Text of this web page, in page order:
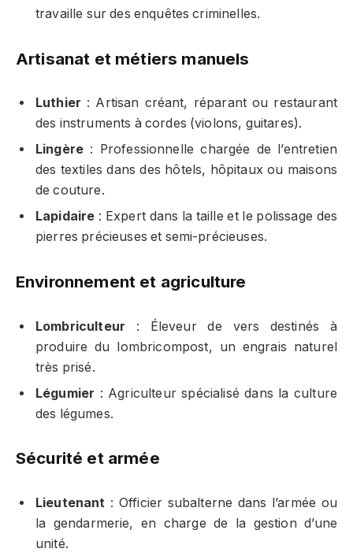
travaille sur des enquêtes criminelles.
Artisanat et métiers manuels
Luthier : Artisan créant, réparant ou restaurant
des instruments à cordes (violons, guitares).
Lingère : Professionnelle chargée de l’entretien
des textiles dans des hôtels, hôpitaux ou maisons
de couture.
Lapidaire : Expert dans la taille et le polissage des
pierres précieuses et semi-précieuses.
Environnement et agriculture
Lombriculteur : Éleveur de vers destinés à
produire du lombricompost, un engrais naturel
très prisé.
Légumier : Agriculteur spécialisé dans la culture
des légumes.
Sécurité et armée
Lieutenant : Officier subalterne dans l’armée ou
la gendarmerie, en charge de la gestion d’une
unité.